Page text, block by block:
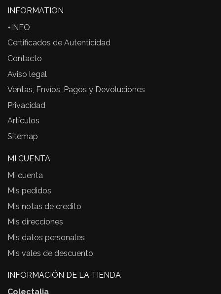
INFORMATION
+INFO
Certificados de Autenticidad
Contacto
Aviso legal
Ventas, Envíos, Pagos y Devoluciones
Privacidad
Artículos
Sitemap
MI CUENTA
Mi cuenta
Mis pedidos
Mis notas de credito
Mis direcciones
Mis datos personales
Mis vales de descuento
INFORMACIÓN DE LA TIENDA
Colectalia